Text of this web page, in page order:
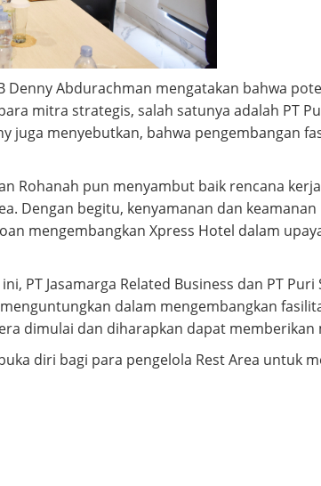
Denny Abdurachman mengatakan bahwa
mitra strategis, salah satunya adalah PT
juga menyebutkan, bahwa pengembangan
Rohanah pun menyambut baik rencana
Dengan begitu, kenyamanan dan
mengembangkan Xpress Hotel dalam
PT Jasamarga Related Business dan PT
dalam mengembangkan
dimulai dan diharapkan dapat
diri bagi para pengelola Rest Area untuk